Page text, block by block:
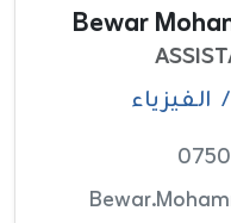
/ الفيزياء